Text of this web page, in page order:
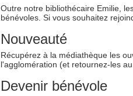
Outre notre bibliothécaire Emilie,
bénévoles. Si vous souhaitez
Nouveauté
Récupérez à la médiathèque les
l'agglomération (et retournez-les
Devenir bénévole